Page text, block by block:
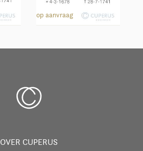
251
op aanvraag
OVER CUPERUS